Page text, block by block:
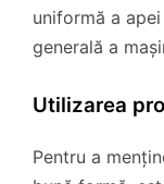
uniformă a
generală a
Utilizarea
Pentru a